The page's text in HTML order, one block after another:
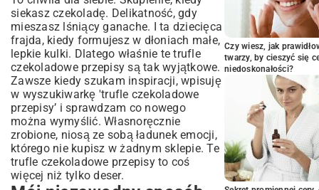
siekasz czekoladę. Delikatność, gdy
mieszasz lśniący ganache. I ta dziecięca
frajda, kiedy formujesz w dłoniach małe,
lepkie kulki. Dlatego właśnie te trufle
czekoladowe przepisy są tak wyjątkowe.
Zawsze kiedy szukam inspiracji, wpisuję
w wyszukiwarkę 'trufle czekoladowe
przepisy’ i sprawdzam co nowego
można wymyślić. Własnoręcznie
zrobione, niosą ze sobą ładunek emocji,
którego nie kupisz w żadnym sklepie. Te
trufle czekoladowe przepisy to coś
więcej niż tylko deser.
Czy wiesz, jak
twarzy, by cieszyć się
niedoskonałości?